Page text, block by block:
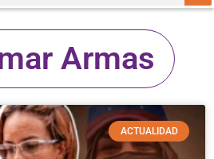
Armas
ACTUALIDAD